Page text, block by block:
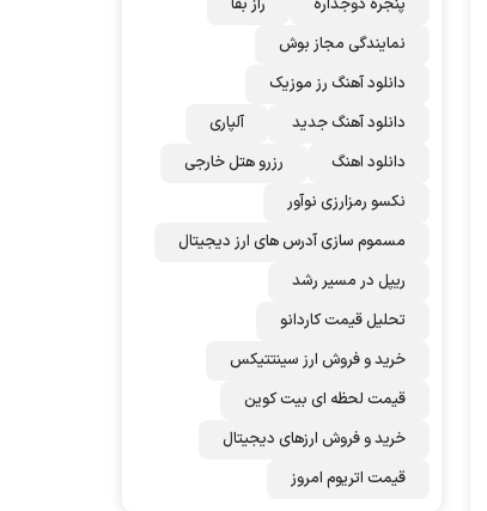
پنجره دوجداره
راز بقا
نمایندگی مجاز بوش
دانلود آهنگ رز‌ موزیک
دانلود آهنگ جدید
آلپاری
دانلود اهنگ
رزرو هتل خارجی
نکسو رمزارزی نوآور
مسموم سازی آدرس های ارز دیجیتال
ریپل در مسیر رشد
تحلیل قیمت کاردانو
خرید و فروش ارز سینتتیکس
قیمت لحظه ای بیت کوین
خرید و فروش ارزهای دیجیتال
قیمت اتریوم امروز